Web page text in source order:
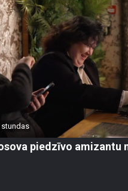
stundas
piedzīvo amizantu